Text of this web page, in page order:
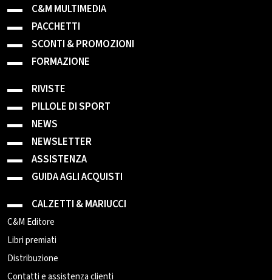
C&M MULTIMEDIA
PACCHETTI
SCONTI & PROMOZIONI
FORMAZIONE
RIVISTE
PILLOLE DI SPORT
NEWS
NEWSLETTER
ASSISTENZA
GUIDA AGLI ACQUISTI
CALZETTI & MARIUCCI
C&M Editore
Libri premiati
Distribuzione
Contatti e assistenza clienti